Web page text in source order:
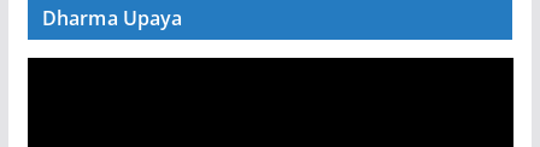
Dharma Upaya